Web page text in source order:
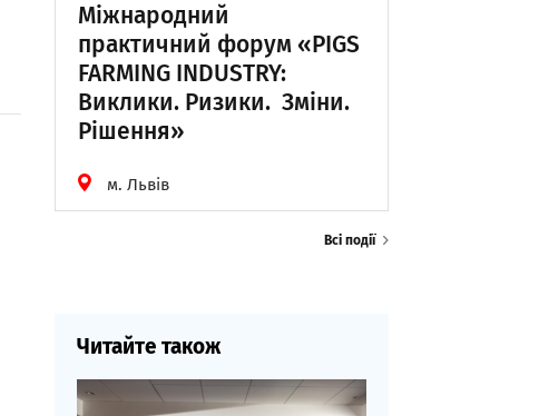
Міжнародний
практичний форум «PIGS
FARMING INDUSTRY:
Виклики. Ризики. Зміни.
Рішення»
м. Львів
Всі події
Читайте також